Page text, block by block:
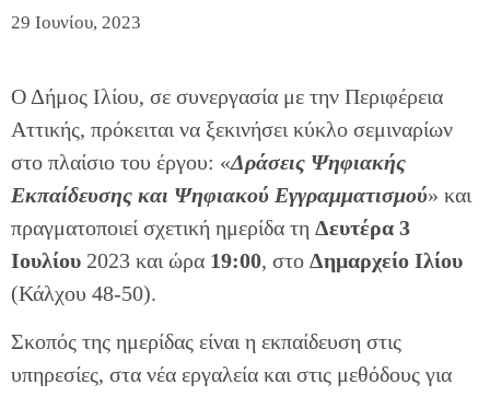
29 Ιουνίου, 2023
Ο Δήμος Ιλίου, σε συνεργασία με την Περιφέρεια
Αττικής, πρόκειται να ξεκινήσει κύκλο σεμιναρίων
στο πλαίσιο του έργου: «Δράσεις Ψηφιακής
Εκπαίδευσης και Ψηφιακού Εγγραμματισμού» και
πραγματοποιεί σχετική ημερίδα τη Δευτέρα 3
Ιουλίου 2023 και ώρα 19:00, στο Δημαρχείο Ιλίου
(Κάλχου 48-50).
Σκοπός της ημερίδας είναι η εκπαίδευση στις
υπηρεσίες, στα νέα εργαλεία και στις μεθόδους για